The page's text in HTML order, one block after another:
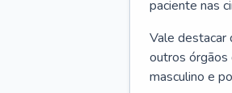
paciente nas
Vale destacar
outros órgãos
masculino e